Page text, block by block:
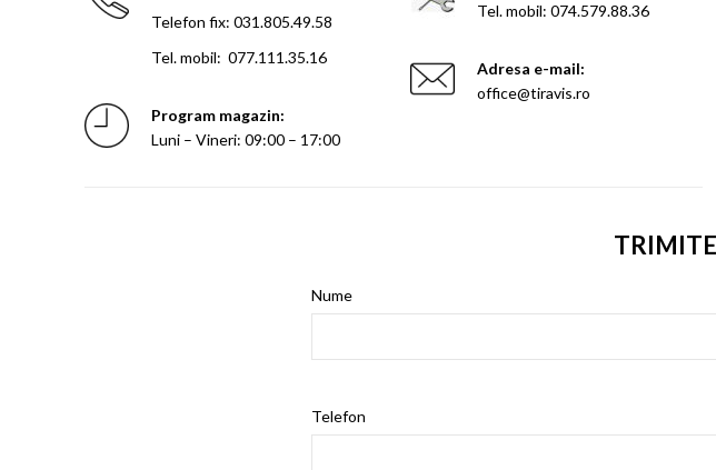
Telefon fix: 031.805.49.58
Tel. mobil: 077.111.35.16
Program magazin:
Luni – Vineri: 09:00 – 17:00
Tel. mobil: 074.579.88.36
Adresa e-mail:
office@tiravis.ro
Nume
Telefon